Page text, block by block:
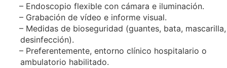
– Endoscopio flexible con cámara e iluminación.
– Grabación de vídeo e informe visual.
– Medidas de bioseguridad (guantes, bata, mascarilla,
desinfección).
– Preferentemente, entorno clínico hospitalario o
ambulatorio habilitado.